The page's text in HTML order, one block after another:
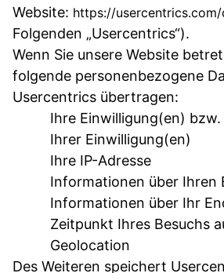
Website: https://
Folgenden „Usercentrics“).
Wenn Sie unsere Website
folgende personenbezogene
Usercentrics übertragen:
Ihre Einwilligung(en)
Ihrer Einwilligung(en)
Ihre IP-Adresse
Informationen über Ihren
Informationen über Ihr
Zeitpunkt Ihres Besuchs
Geolocation
Des Weiteren speichert